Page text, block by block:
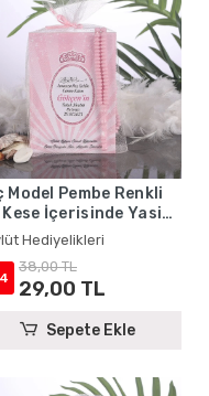
Model Pembe Renkli
Kese İçerisinde Yasin
ve Tesbih - Mevlüt
Hediyelikleri
38,00 TL
29,00 TL
Sepete Ekle